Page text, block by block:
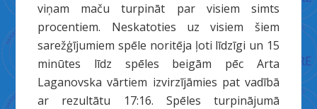
viņam maču turpināt par visiem simts
procentiem. Neskatoties uz visiem šiem
sarežģījumiem spēle noritēja ļoti līdzīgi un 15
minūtes līdz spēles beigām pēc Arta
Laganovska vārtiem izvirzījāmies pat vadībā
ar rezultātu 17:16. Spēles turpinājumā